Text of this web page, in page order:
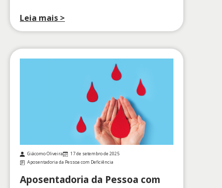
Leia mais >
Giácomo Oliveira
17 de setembro de 2025
Aposentadoria da Pessoa com Deficiência
Aposentadoria da Pessoa com